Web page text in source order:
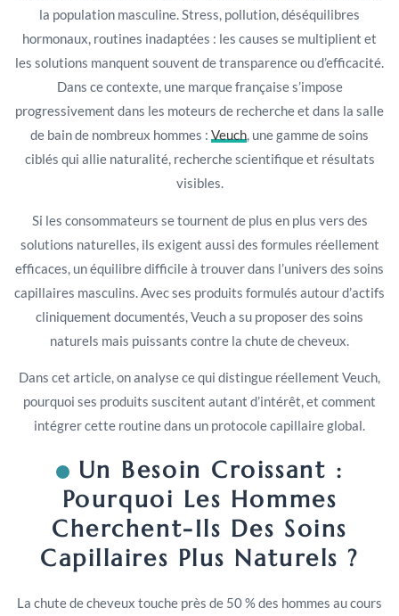
la population masculine. Stress, pollution, déséquilibres
hormonaux, routines inadaptées : les causes se multiplient et
les solutions manquent souvent de transparence ou d’efficacité.
Dans ce contexte, une marque française s’impose
progressivement dans les moteurs de recherche et dans la salle
de bain de nombreux hommes : Veuch, une gamme de soins
ciblés qui allie naturalité, recherche scientifique et résultats
visibles.
Si les consommateurs se tournent de plus en plus vers des
solutions naturelles, ils exigent aussi des formules réellement
efficaces, un équilibre difficile à trouver dans l’univers des soins
capillaires masculins. Avec ses produits formulés autour d’actifs
cliniquement documentés, Veuch a su proposer des soins
naturels mais puissants contre la chute de cheveux.
Dans cet article, on analyse ce qui distingue réellement Veuch,
pourquoi ses produits suscitent autant d’intérêt, et comment
intégrer cette routine dans un protocole capillaire global.
Un Besoin Croissant :
Pourquoi Les Hommes
Cherchent-Ils Des Soins
Capillaires Plus Naturels ?
La chute de cheveux touche près de 50 % des hommes au cours